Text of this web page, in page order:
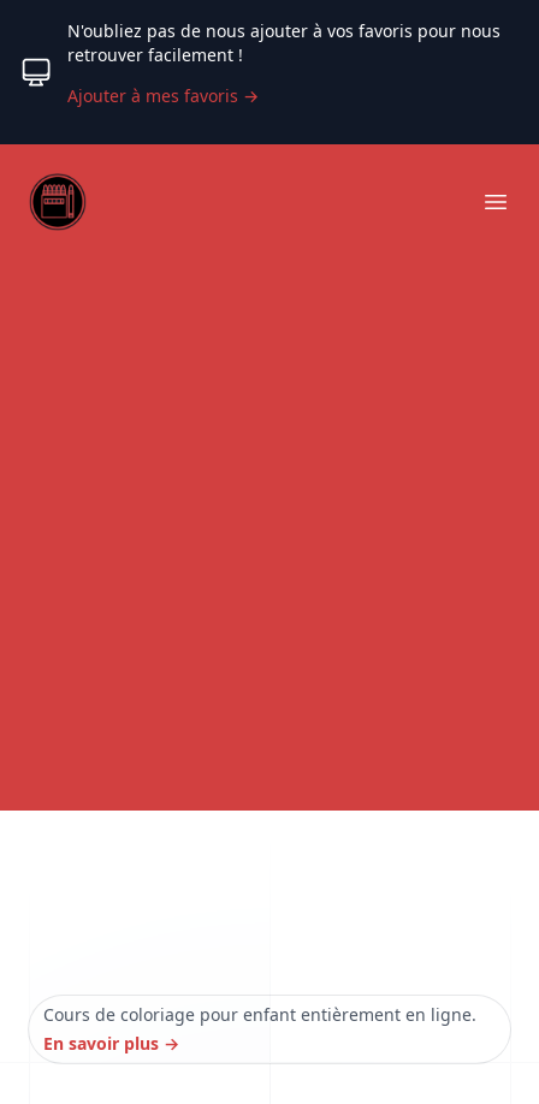
N'oubliez pas de nous ajouter à vos favoris pour nous
retrouver facilement !
Ajouter à mes favoris →
Web coloriage
Cours de coloriage pour enfant entièrement en ligne.
En savoir plus →